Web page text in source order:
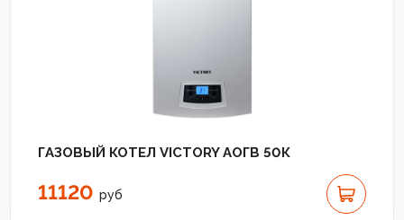
ГАЗОВЫЙ КОТЕЛ VICTORY АОГВ 50К
11120 руб